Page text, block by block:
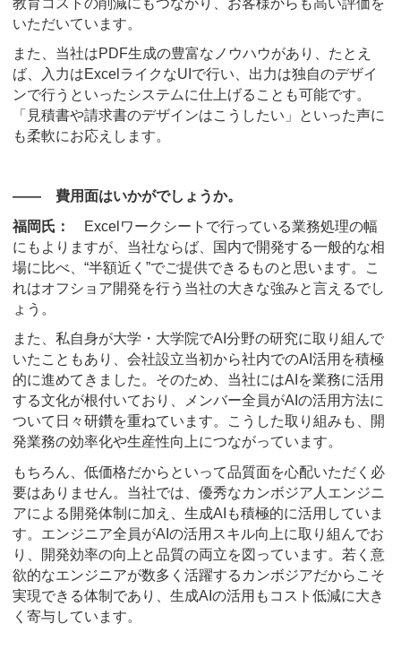
いただいています。
また、当社はPDF生成の豊富なノウハウがあり、たとえ
ば、入力はExcelライクなUIで行い、出力は独自のデザイ
ンで行うといったシステムに仕上げることも可能です。
「見積書や請求書のデザインはこうしたい」といった声に
も柔軟にお応えします。
―― 費用面はいかがでしょうか。
福岡氏：
Excelワークシートで行っている業務処理の幅
にもよりますが、当社ならば、国内で開発する一般的な相
場に比べ、“半額近く”でご提供できるものと思います。こ
れはオフショア開発を行う当社の大きな強みと言えるでし
ょう。
また、私自身が大学・大学院でAI分野の研究に取り組んで
いたこともあり、会社設立当初から社内でのAI活用を積極
的に進めてきました。そのため、当社にはAIを業務に活用
する文化が根付いており、メンバー全員がAIの活用方法に
ついて日々研鑽を重ねています。こうした取り組みも、開
発業務の効率化や生産性向上につながっています。
もちろん、低価格だからといって品質面を心配いただく必
要はありません。当社では、優秀なカンボジア人エンジニ
アによる開発体制に加え、生成AIも積極的に活用していま
す。エンジニア全員がAIの活用スキル向上に取り組んでお
り、開発効率の向上と品質の両立を図っています。若く意
欲的なエンジニアが数多く活躍するカンボジアだからこそ
実現できる体制であり、生成AIの活用もコスト低減に大き
く寄与しています。